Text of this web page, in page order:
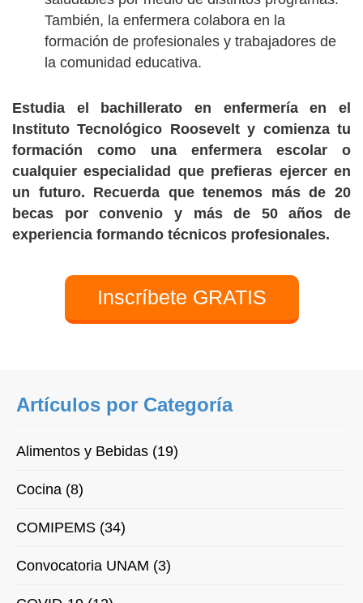
También, la enfermera colabora en la
formación de profesionales y trabajadores de
la comunidad educativa.
Estudia el bachillerato en enfermería en el
Instituto Tecnológico Roosevelt y comienza tu
formación como una enfermera escolar o
cualquier especialidad que prefieras ejercer en
un futuro. Recuerda que tenemos más de 20
becas por convenio y más de 50 años de
experiencia formando técnicos profesionales.
Inscríbete GRATIS
Artículos por Categoría
Alimentos y Bebidas (19)
Cocina (8)
COMIPEMS (34)
Convocatoria UNAM (3)